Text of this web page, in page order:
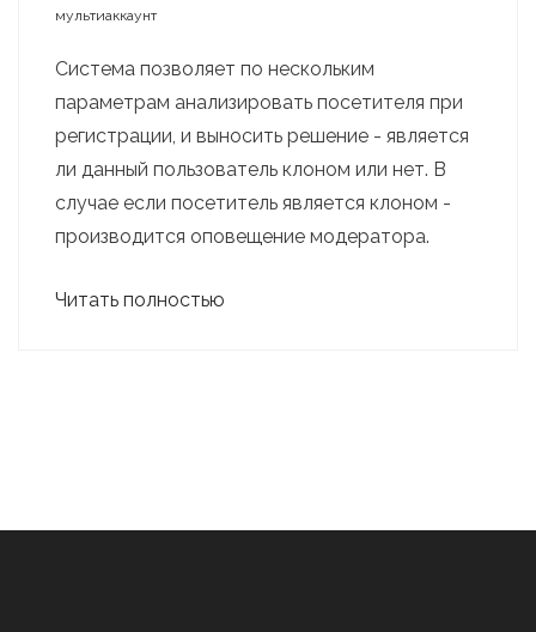
мультиаккаунт
Система позволяет по нескольким
параметрам анализировать посетителя при
регистрации, и выносить решение - является
ли данный пользователь клоном или нет. В
случае если посетитель является клоном -
производится оповещение модератора.
Читать полностью